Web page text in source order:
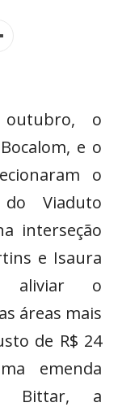
o
e o
o
Viaduto
interseção
e Isaura
aliviar o
áreas mais
de R$ 24
emenda
Bittar, a